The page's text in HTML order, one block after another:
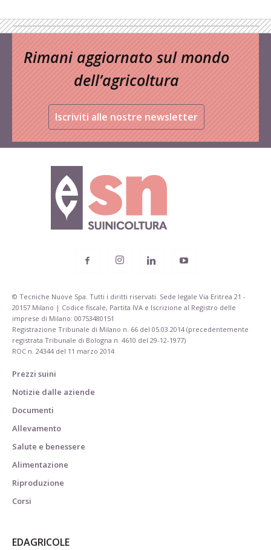
Rimani aggiornato sul mondo
dell’agricoltura
Iscriviti alle nostre newsletter
© Tecniche Nuove Spa. Tutti i diritti riservati. Sede legale Via Eritrea 21 -
20157 Milano | Codice fiscale, Partita IVA e Iscrizione al Registro delle
imprese di Milano: 00753480151
Registrazione Tribunale di Milano n. 66 del 05.03.2014 (precedentemente
registrata Tribunale di Bologna n. 4610 del 29-12-1977)
ROC n. 24344 del 11 marzo 2014
Prezzi suini
Notizie dalle aziende
Documenti
Allevamento
Salute e benessere
Alimentazione
Riproduzione
Corsi
EDAGRICOLE